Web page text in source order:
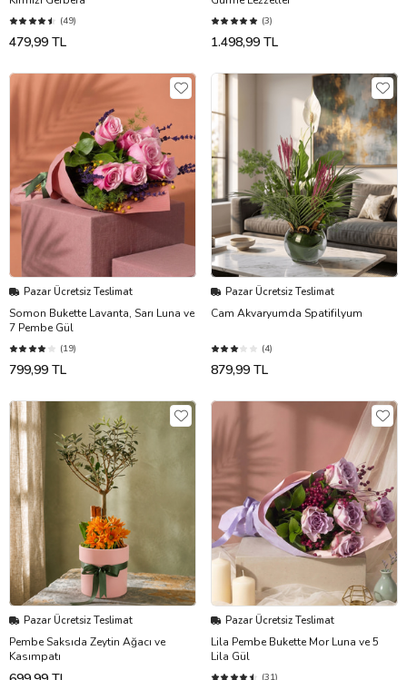
(49)
479,99 TL
(3)
1.498,99 TL
Pazar Ücretsiz Teslimat
Somon Bukette Lavanta, Sarı Luna ve
7 Pembe Gül
(19)
799,99 TL
Pazar Ücretsiz Teslimat
Cam Akvaryumda Spatifilyum
(4)
879,99 TL
Pazar Ücretsiz Teslimat
Pembe Saksıda Zeytin Ağacı ve
Kasımpatı
Pazar Ücretsiz Teslimat
Lila Pembe Bukette Mor Luna ve 5
Lila Gül
(31)